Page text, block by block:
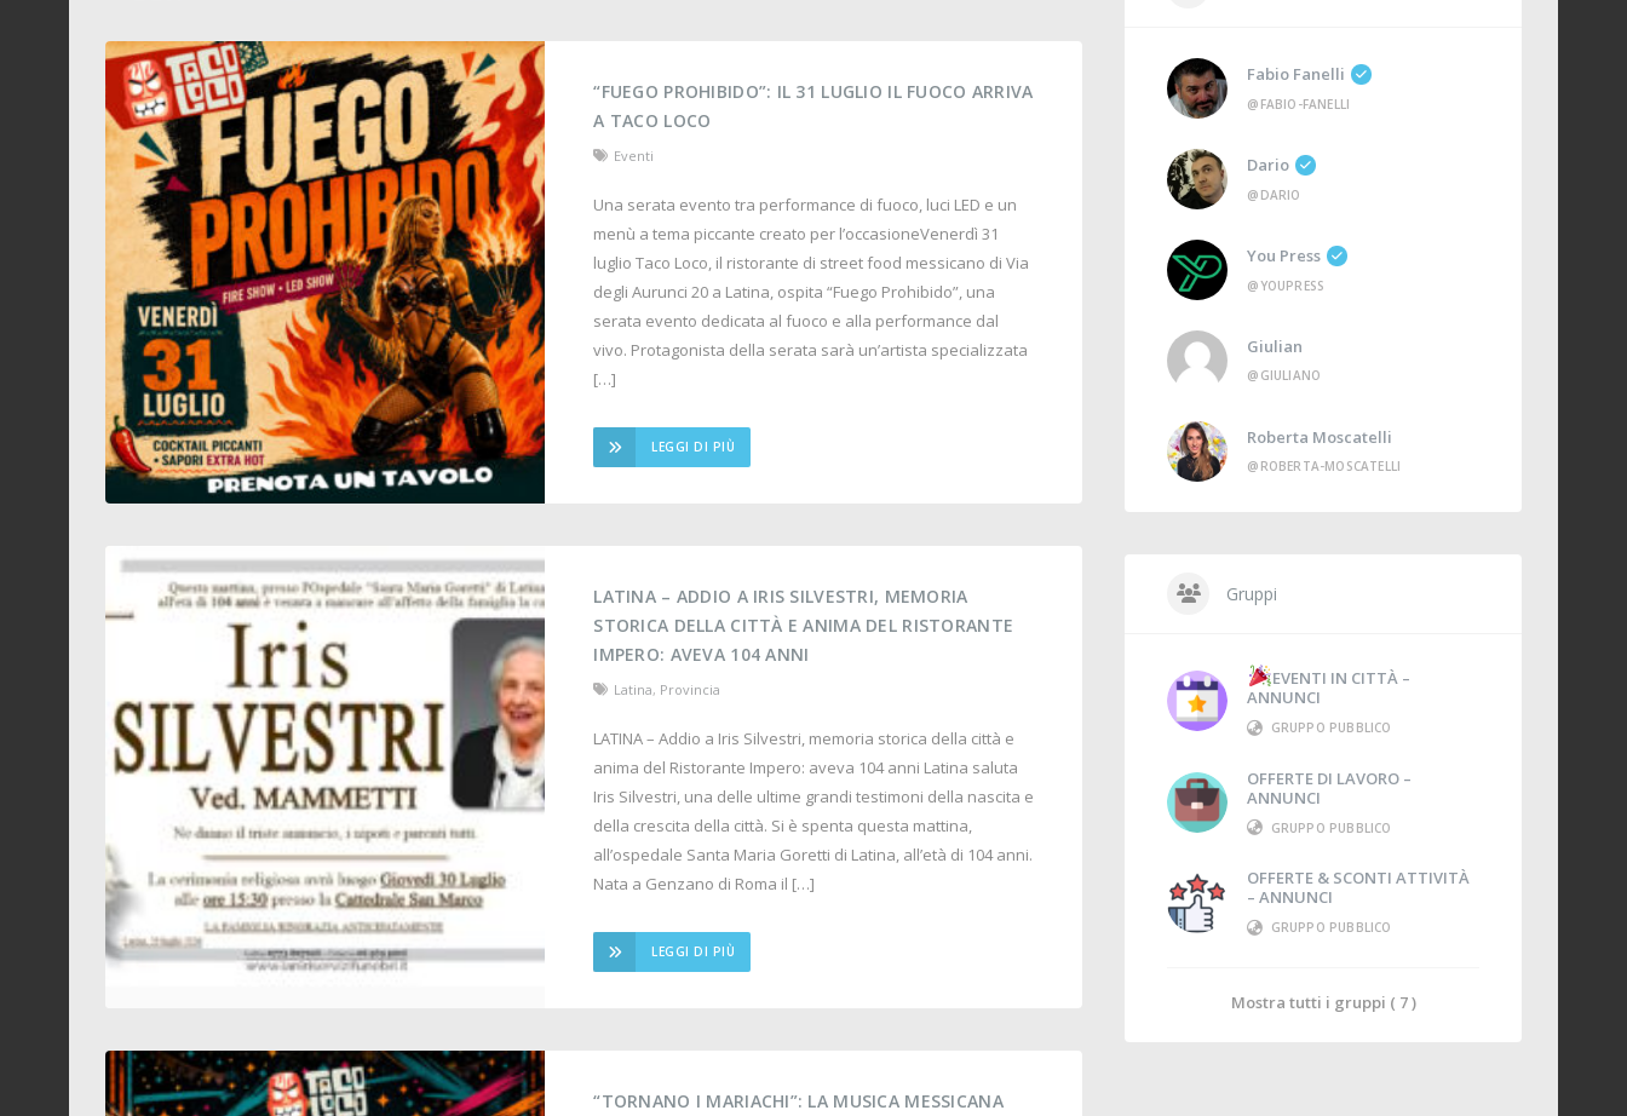
“FUEGO PROHIBIDO”: IL 31 LUGLIO IL FUOCO ARRIVA
A TACO LOCO
Eventi
Una serata evento tra performance di fuoco, luci LED e un
menù a tema piccante creato per l’occasioneVenerdì 31
luglio Taco Loco, il ristorante di street food messicano di Via
degli Aurunci 20 a Latina, ospita “Fuego Prohibido”, una
serata evento dedicata al fuoco e alla performance dal
vivo. Protagonista della serata sarà un’artista specializzata
[…]
LEGGI DI PIÙ
LATINA – ADDIO A IRIS SILVESTRI, MEMORIA
STORICA DELLA CITTÀ E ANIMA DEL RISTORANTE
IMPERO: AVEVA 104 ANNI
Latina, Provincia
LATINA – Addio a Iris Silvestri, memoria storica della città e
anima del Ristorante Impero: aveva 104 anni Latina saluta
Iris Silvestri, una delle ultime grandi testimoni della nascita e
della crescita della città. Si è spenta questa mattina,
all’ospedale Santa Maria Goretti di Latina, all’età di 104 anni.
Nata a Genzano di Roma il […]
LEGGI DI PIÙ
“TORNANO I MARIACHI”: LA MUSICA MESSICANA
Fabio Fanelli
@FABIO-FANELLI
Dario
@DARIO
You Press
@YOUPRESS
Giulian
@GIULIANO
Roberta Moscatelli
@ROBERTA-MOSCATELLI
Gruppi
EVENTI IN CITTÀ –
ANNUNCI
GRUPPO PUBBLICO
OFFERTE DI LAVORO –
ANNUNCI
GRUPPO PUBBLICO
OFFERTE & SCONTI ATTIVITÀ
– ANNUNCI
GRUPPO PUBBLICO
Mostra tutti i gruppi ( 7 )